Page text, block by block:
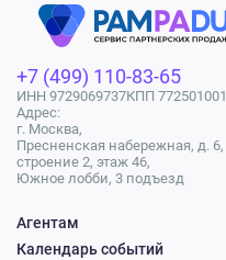
+7 (499) 110-83-65
ИНН 9729069737КПП 772501001
Адрес:
г. Москва,
Пресненская набережная, д. 6,
строение 2, этаж 46,
Южное лобби, 3 подъезд
Агентам
Календарь событий